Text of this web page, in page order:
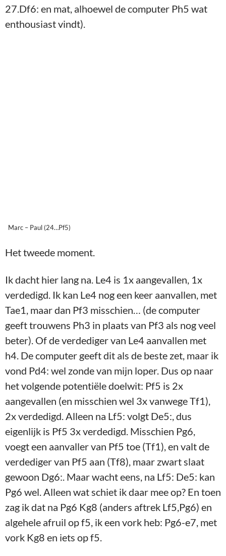
27.Df6: en mat, alhoewel de computer Ph5 wat
enthousiast vindt).
Marc – Paul (24…Pf5)
Het tweede moment.
Ik dacht hier lang na. Le4 is 1x aangevallen, 1x
verdedigd. Ik kan Le4 nog een keer aanvallen, met
Tae1, maar dan Pf3 misschien… (de computer
geeft trouwens Ph3 in plaats van Pf3 als nog veel
beter). Of de verdediger van Le4 aanvallen met
h4. De computer geeft dit als de beste zet, maar ik
vond Pd4: wel zonde van mijn loper. Dus op naar
het volgende potentiële doelwit: Pf5 is 2x
aangevallen (en misschien wel 3x vanwege Tf1),
2x verdedigd. Alleen na Lf5: volgt De5:, dus
eigenlijk is Pf5 3x verdedigd. Misschien Pg6,
voegt een aanvaller van Pf5 toe (Tf1), en valt de
verdediger van Pf5 aan (Tf8), maar zwart slaat
gewoon Dg6:. Maar wacht eens, na Lf5: De5: kan
Pg6 wel. Alleen wat schiet ik daar mee op? En toen
zag ik dat na Pg6 Kg8 (anders aftrek Lf5,Pg6) en
algehele afruil op f5, ik een vork heb: Pg6-e7, met
vork Kg8 en iets op f5.